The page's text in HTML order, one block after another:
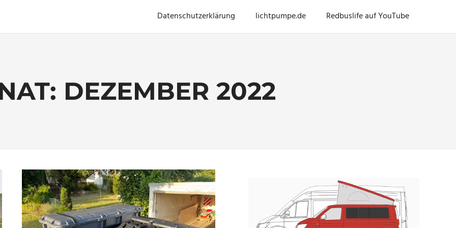
Datenschutzerklärung lichtpumpe.de Redbuslife auf YouTube
DEZEMBER 2022